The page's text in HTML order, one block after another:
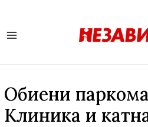
Обиени
Клиника и